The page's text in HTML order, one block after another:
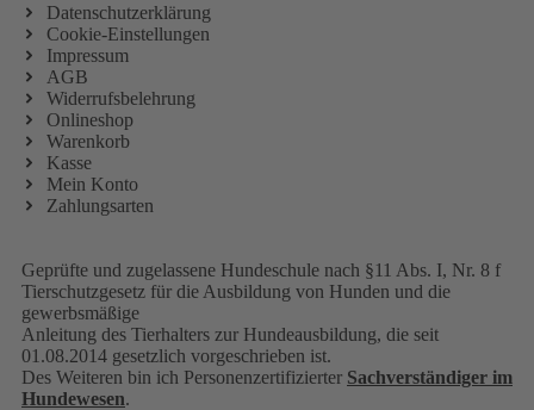
Datenschutzerklärung
Cookie-Einstellungen
Impressum
AGB
Widerrufsbelehrung
Onlineshop
Warenkorb
Kasse
Mein Konto
Zahlungsarten
Geprüfte und zugelassene Hundeschule nach §11 Abs. I, Nr. 8 f
Tierschutzgesetz für die Ausbildung von Hunden und die
gewerbsmäßige
Anleitung des Tierhalters zur Hundeausbildung, die seit
01.08.2014 gesetzlich vorgeschrieben ist.
Des Weiteren bin ich Personenzertifizierter Sachverständiger im
Hundewesen.